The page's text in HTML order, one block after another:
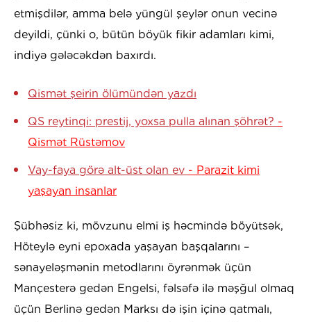
etmişdilər, amma belə yüngül şeylər onun vecinə
deyildi, çünki o, bütün böyük fikir adamları kimi,
indiyə gələcəkdən baxırdı.
Qismət şeirin ölümündən yazdı
QS reytinqi: prestij, yoxsa pulla alınan şöhrət? -
Qismət Rüstəmov
Vay-faya görə alt-üst olan ev - Parazit kimi
yaşayan insanlar
Şübhəsiz ki, mövzunu elmi iş həcmində böyütsək,
Höteylə eyni epoxada yaşayan başqalarını –
sənayeləşmənin metodlarını öyrənmək üçün
Mançesterə gedən Engelsi, fəlsəfə ilə məşğul olmaq
üçün Berlinə gedən Marksı də işin içinə qatmalı,